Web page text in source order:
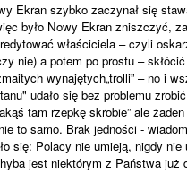
Ekran szybko zaczynał się
było Nowy Ekran zniszczyć,
właściciela – czyli
nie) a potem po prostu –
wynajętych„trolli” – no i
udało się bez problemu
tam rzepkę skrobie” ale
to samo. Brak jedności -
się: Polacy nie umieją, nigdy
jest niektórym z Państwa już